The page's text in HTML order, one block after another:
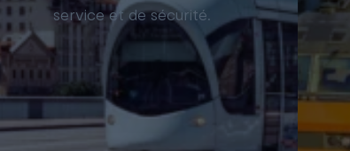
service et de sécurité.